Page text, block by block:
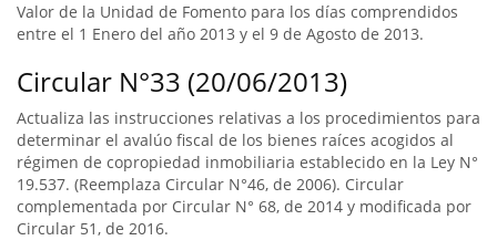
Valor de la Unidad de Fomento para los días comprendidos
entre el 1 Enero del año 2013 y el 9 de Agosto de 2013.
Circular N°33 (20/06/2013)
Actualiza las instrucciones relativas a los procedimientos para
determinar el avalúo fiscal de los bienes raíces acogidos al
régimen de copropiedad inmobiliaria establecido en la Ley N°
19.537. (Reemplaza Circular N°46, de 2006). Circular
complementada por Circular N° 68, de 2014 y modificada por
Circular 51, de 2016.